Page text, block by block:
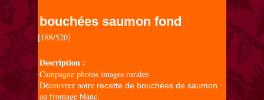
bouchées saumon fond
[188/520]
Description :
Campagne photos images rurales
Découvrez notre recette de bouchées de saumon
au fromage blanc.